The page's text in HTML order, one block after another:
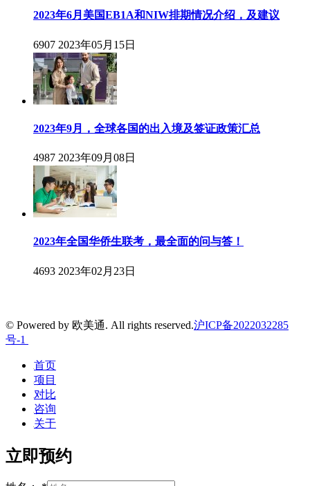
2023年6月美国EB1A和NIW排期情况介绍，及建议
6907 2023年05月15日
2023年9月，全球各国的出入境及签证政策汇总
4987 2023年09月08日
2023年全国华侨生联考，最全面的问与答！
4693 2023年02月23日
© Powered by 欧美通. All rights reserved.沪ICP备2022032285
号-1
首页
项目
对比
咨询
关于
立即预约